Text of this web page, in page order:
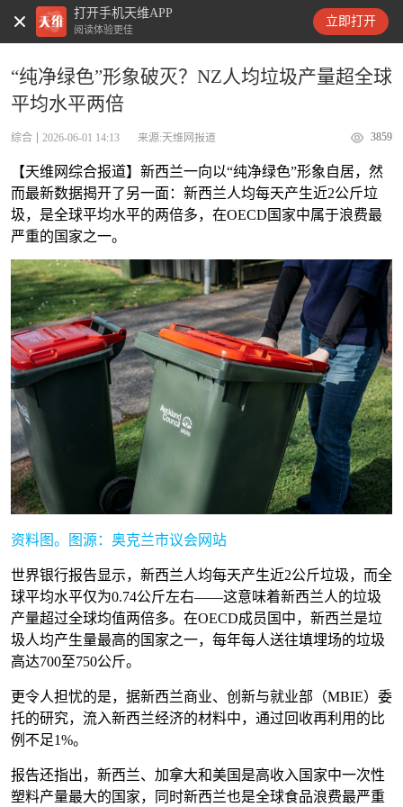
打开手机天维APP
阅读体验更佳
立即打开
天维新闻
“纯净绿色”形象破灭？NZ人均垃圾产量超全球
平均水平两倍
综合 2026-06-01 14:13 来源:天维网报道 3859
【天维网综合报道】新西兰一向以“纯净绿色”形象自居，然
而最新数据揭开了另一面：新西兰人均每天产生近2公斤垃
圾，是全球平均水平的两倍多，在OECD国家中属于浪费最
严重的国家之一。
资料图。图源：奥克兰市议会网站
世界银行报告显示，新西兰人均每天产生近2公斤垃圾，而全
球平均水平仅为0.74公斤左右——这意味着新西兰人的垃圾
产量超过全球均值两倍多。在OECD成员国中，新西兰是垃
圾人均产生量最高的国家之一，每年每人送往填埋场的垃圾
高达700至750公斤。
更令人担忧的是，据新西兰商业、创新与就业部（MBIE）委
托的研究，流入新西兰经济的材料中，通过回收再利用的比
例不足1%。
报告还指出，新西兰、加拿大和美国是高收入国家中一次性
塑料产量最大的国家，同时新西兰也是全球食品浪费最严重